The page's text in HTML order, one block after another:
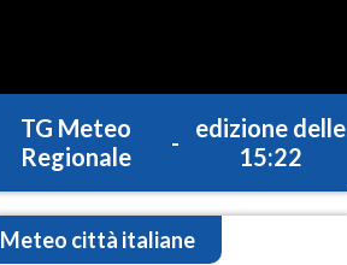
TG Meteo
Regionale
-
edizione delle
15:22
Meteo città italiane